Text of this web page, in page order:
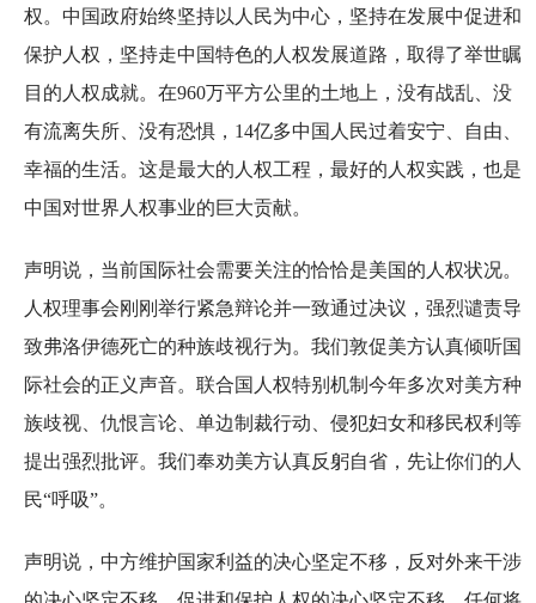
权。中国政府始终坚持以人民为中心，坚持在发展中促进和
保护人权，坚持走中国特色的人权发展道路，取得了举世瞩
目的人权成就。在960万平方公里的土地上，没有战乱、没
有流离失所、没有恐惧，14亿多中国人民过着安宁、自由、
幸福的生活。这是最大的人权工程，最好的人权实践，也是
中国对世界人权事业的巨大贡献。
声明说，当前国际社会需要关注的恰恰是美国的人权状况。
人权理事会刚刚举行紧急辩论并一致通过决议，强烈谴责导
致弗洛伊德死亡的种族歧视行为。我们敦促美方认真倾听国
际社会的正义声音。联合国人权特别机制今年多次对美方种
族歧视、仇恨言论、单边制裁行动、侵犯妇女和移民权利等
提出强烈批评。我们奉劝美方认真反躬自省，先让你们的人
民“呼吸”。
声明说，中方维护国家利益的决心坚定不移，反对外来干涉